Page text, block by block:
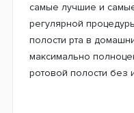
самые лучшие и
регулярной
полости рта в
максимально
ротовой полости без